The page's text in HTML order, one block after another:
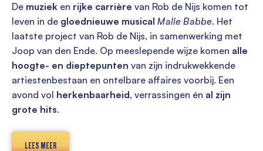
De muziek en rijke carrière van Rob de Nijs komen tot
leven in de gloednieuwe musical Malle Babbe. Het
laatste project van Rob de Nijs, in samenwerking met
Joop van den Ende. Op meeslepende wijze komen alle
hoogte- en dieptepunten van zijn indrukwekkende
artiestenbestaan en ontelbare affaires voorbij. Een
avond vol herkenbaarheid, verrassingen én al zijn
grote hits.
LEES MEER